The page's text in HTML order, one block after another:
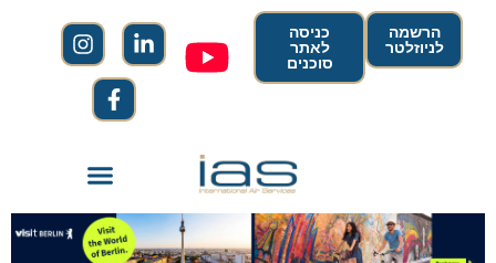
הרשמה
לניוזלטר
כניסה
לאתר
סוכנים